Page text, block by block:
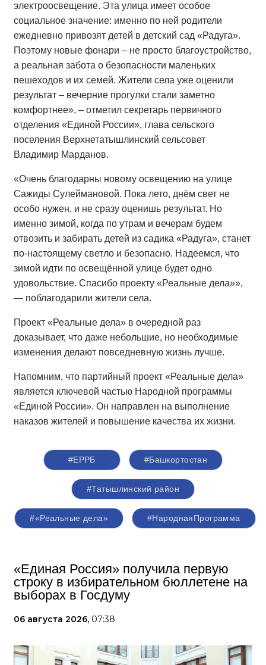
электроосвещение. Эта улица имеет особое
социальное значение: именно по ней родители
ежедневно привозят детей в детский сад «Радуга».
Поэтому новые фонари – не просто благоустройство,
а реальная забота о безопасности маленьких
пешеходов и их семей. Жители села уже оценили
результат – вечерние прогулки стали заметно
комфортнее», – отметил секретарь первичного
отделения «Единой России», глава сельского
поселения Верхнетатышлинский сельсовет
Владимир Марданов.
«Очень благодарны новому освещению на улице
Сажиды Сулеймановой. Пока лето, днём свет не
особо нужен, и не сразу оценишь результат. Но
именно зимой, когда по утрам и вечерам будем
отвозить и забирать детей из садика «Радуга», станет
по-настоящему светло и безопасно. Надеемся, что
зимой идти по освещённой улице будет одно
удовольствие. Спасибо проекту «Реальные дела»»,
— поблагодарили жители села.
Проект «Реальные дела» в очередной раз
доказывает, что даже небольшие, но необходимые
изменения делают повседневную жизнь лучше.
Напомним, что партийный проект «Реальные дела»
является ключевой частью Народной программы
«Единой России». Он направлен на выполнение
наказов жителей и повышение качества их жизни.
#ЕРРБ #Башкортостан
#Татышлинский район
#«Реальные дела» #НароднаяПрограмма
«Единая Россия» получила первую
строку в избирательном бюллетене на
выборах в Госдуму
06 августа 2026, 07:38